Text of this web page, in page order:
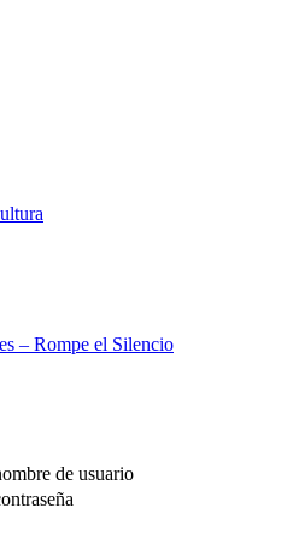
– Rompe el Silencio
de usuario